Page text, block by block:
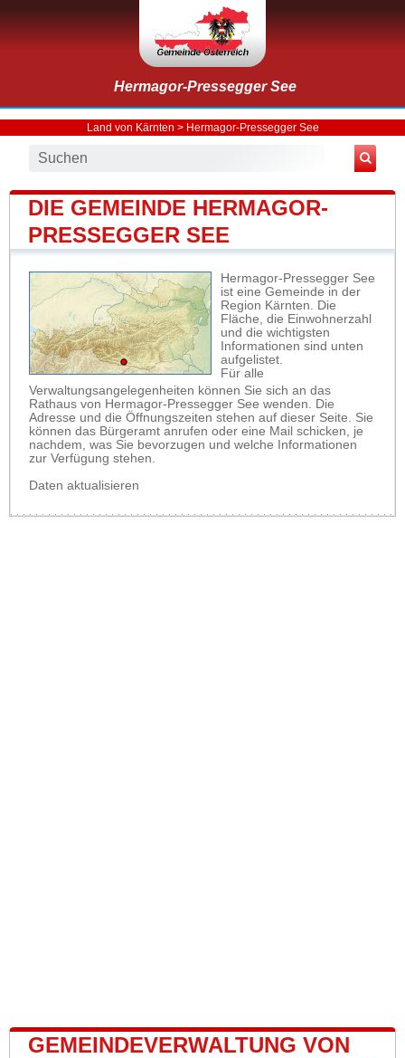
Hermagor-Pressegger See
Land von Kärnten > Hermagor-Pressegger See
DIE GEMEINDE HERMAGOR-
PRESSEGGER SEE
Hermagor-Pressegger See
ist eine Gemeinde in der
Region Kärnten. Die
Fläche, die Einwohnerzahl
und die wichtigsten
Informationen sind unten
aufgelistet.
Für alle
Verwaltungsangelegenheiten können Sie sich an das
Rathaus von Hermagor-Pressegger See wenden. Die
Adresse und die Öffnungszeiten stehen auf dieser Seite. Sie
können das Bürgeramt anrufen oder eine Mail schicken, je
nachdem, was Sie bevorzugen und welche Informationen
zur Verfügung stehen.
Daten aktualisieren
GEMEINDEVERWALTUNG VON